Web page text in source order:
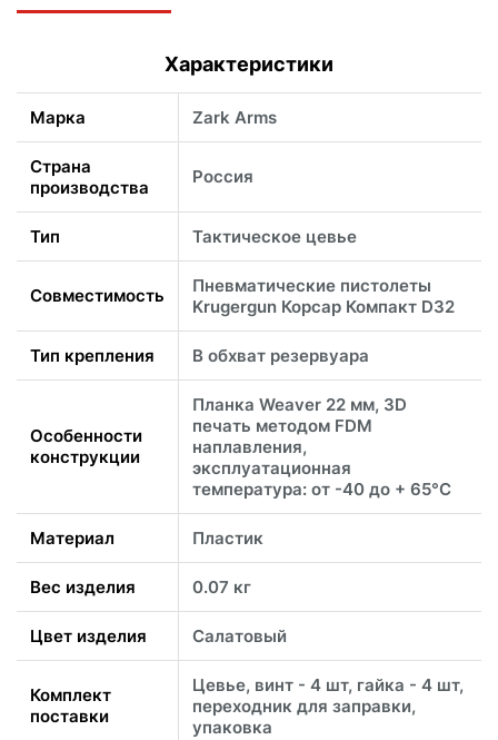
Характеристики
Марка Zark Arms
Страна
производства
Россия
Тип Тактическое цевье
Совместимость
Пневматические пистолеты
Krugergun Корсар Компакт D32
Тип крепления В обхват резервуара
Особенности
конструкции
Планка Weaver 22 мм, 3D
печать методом FDM
наплавления,
эксплуатационная
температура: от -40 до + 65°C
Материал Пластик
Вес изделия 0.07 кг
Цвет изделия Салатовый
Комплект
поставки
Цевье, винт - 4 шт, гайка - 4 шт,
переходник для заправки,
упаковка